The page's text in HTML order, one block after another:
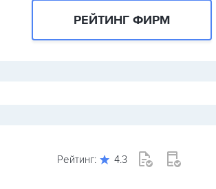
РЕЙТИНГ ФИРМ
Рейтинг: 4.3